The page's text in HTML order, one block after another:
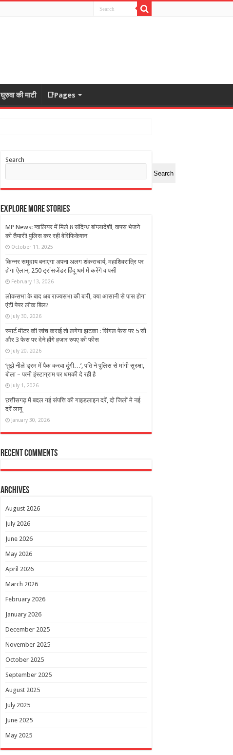
घुरुवा की माटी 📑Pages
Search
Search
Explore More Stories
MP News: ग्वालियर में मिले 8 संदिग्ध बांग्लादेशी, वापस भेजने
की तैयारी! पुलिस कर रही वेरिफिकेशन
October 11, 2025
किन्नर समुदाय बनाएगा अपना अलग शंकराचार्य, महाशिवरात्रि पर
होगा ऐलान, 250 ट्रांसजेंडर हिंदू धर्म में करेंगे वापसी
February 13, 2026
लोकसभा के बाद अब राज्यसभा की बारी, क्या आसानी से पास होगा
एंटी पेपर लीक बिल?
July 30, 2026
स्मार्ट मीटर की जांच कराई तो लगेगा झटका : सिंगल फेस पर 5 सौ
और 3 फेस पर देने होंगे हजार रुपए की फीस
July 20, 2026
‘तुझे नीले ड्रम में पैक करवा दूंगी…’, पति ने पुलिस से मांगी सुरक्षा,
बोला – पत्नी इंस्टाग्राम पर धमकी दे रही है
July 1, 2026
छत्तीसगढ़ में बदल गई संपत्ति की गाइडलाइन दरें, दो जिलों मे नई
दरें लागू
January 30, 2026
Recent Comments
Archives
August 2026
July 2026
June 2026
May 2026
April 2026
March 2026
February 2026
January 2026
December 2025
November 2025
October 2025
September 2025
August 2025
July 2025
June 2025
May 2025